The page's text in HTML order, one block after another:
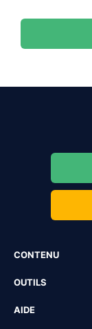
CONTENU
OUTILS
AIDE